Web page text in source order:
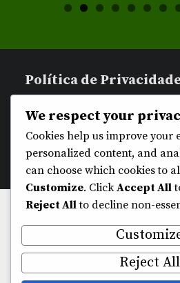
melhor experiência de
Política de
Quem Somos
Contacto
We respect your
Cookies help us improve your
personalized content, and
can choose which cookies to
Customize. ClickAccept All
Reject Allto decline non-
Reject All